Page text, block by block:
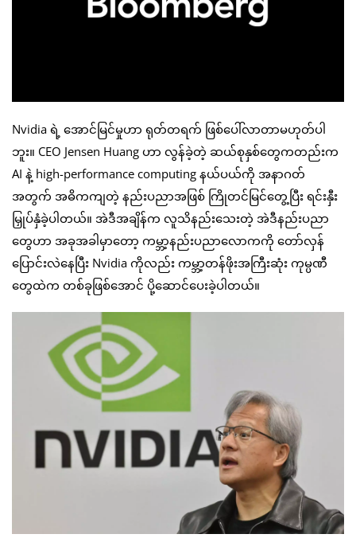
Nvidia ရဲ့ အောင်မြင်မှုဟာ ရုတ်တရက် ဖြစ်ပေါ်လာတာမဟုတ်ပါ
ဘူး။ CEO Jensen Huang ဟာ လွန်ခဲ့တဲ့ ဆယ်စုနှစ်တွေကတည်းက
AI နဲ့ high-performance computing နယ်ပယ်ကို အနာဂတ်
အတွက် အဓိကကျတဲ့ နည်းပညာအဖြစ် ကြိုတင်မြင်တွေ့ပြီး ရင်းနှီး
မြှုပ်နှံခဲ့ပါတယ်။ အဲဒီအချိန်က လူသိနည်းသေးတဲ့ အဲဒီနည်းပညာ
တွေဟာ အခုအခါမှာတော့ ကမ္ဘာ့နည်းပညာလောကကို တော်လှန်
ပြောင်းလဲနေပြီး Nvidia ကိုလည်း ကမ္ဘာ့တန်ဖိုးအကြီးဆုံး ကုမ္ပဏီ
တွေထဲက တစ်ခုဖြစ်အောင် ပို့ဆောင်ပေးခဲ့ပါတယ်။